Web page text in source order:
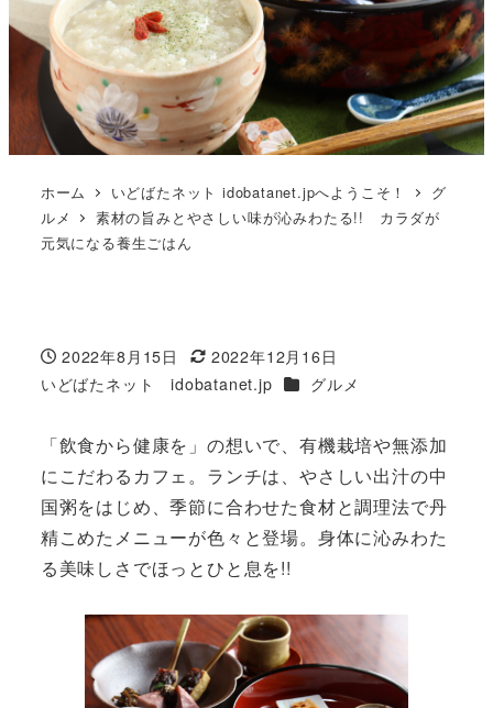
ホーム いどばたネット idobatanet.jpへようこそ！
グ
ルメ
素材の旨みとやさしい味が沁みわたる!! カラダが
元気になる養生ごはん
投稿日
2022年8月15日
更新日
2022年12月16日
著
いどばたネット idobatanet.jp カテゴリー
グルメ
「飲食から健康を」の想いで、有機栽培や無添加
にこだわるカフェ。ランチは、やさしい出汁の中
国粥をはじめ、季節に合わせた食材と調理法で丹
精こめたメニューが色々と登場。身体に沁みわた
る美味しさでほっとひと息を!!